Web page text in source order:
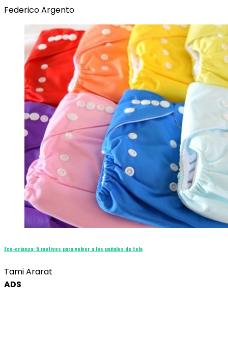
Federico Argento
Eco-crianza: 5 motivos para volver a los pañales de tela
Tami Ararat
ADS